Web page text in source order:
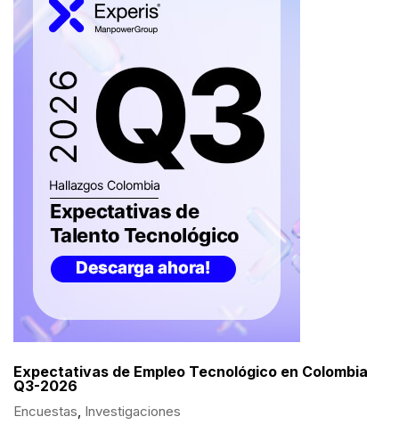
Expectativas de Empleo Tecnológico en Colombia
Q3-2026
Encuestas, Investigaciones